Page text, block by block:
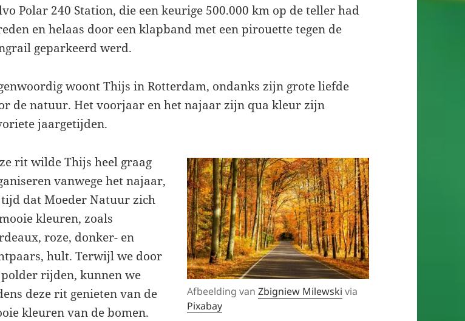
Polar 240 Station, die een keurige 500.000 km op de teller had
en helaas door een klapband met een pirouette tegen de
geparkeerd werd.
woont Thijs in Rotterdam, ondanks zijn grote liefde
de natuur. Het voorjaar en het najaar zijn qua kleur zijn
jaargetijden.
Afbeelding van Zbigniew Milewski via
Pixabay
rit wilde Thijs heel graag
vanwege het najaar,
tijd dat Moeder Natuur zich
kleuren, zoals
roze, donker- en
hult. Terwijl we door
polder rijden, kunnen we
deze rit genieten van de
kleuren van de bomen.